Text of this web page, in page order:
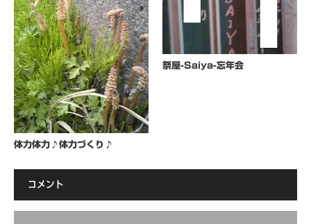
体力体力♪体力づくり♪
祭屋-Saiya-忘年会
コメント